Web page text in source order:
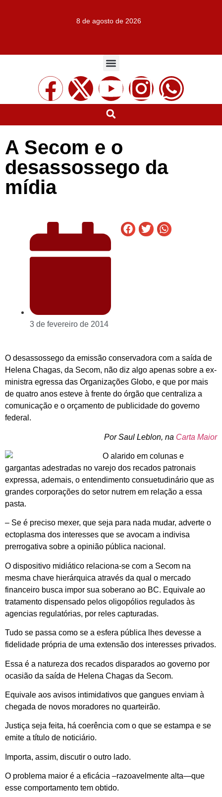
8 de agosto de 2026
A Secom e o
desassossego da
mídia
3 de fevereiro de 2014
O desassossego da emissão conservadora com a saída de
Helena Chagas, da Secom, não diz algo apenas sobre a ex-
ministra egressa das Organizações Globo, e que por mais
de quatro anos esteve à frente do órgão que centraliza a
comunicação e o orçamento de publicidade do governo
federal.
Por Saul Leblon, na Carta Maior
O alarido em colunas e
gargantas adestradas no varejo dos recados patronais
expressa, ademais, o entendimento consuetudinário que as
grandes corporações do setor nutrem em relação a essa
pasta.
– Se é preciso mexer, que seja para nada mudar, adverte o
ectoplasma dos interesses que se avocam a indivisa
prerrogativa sobre a opinião pública nacional.
O dispositivo midiático relaciona-se com a Secom na
mesma chave hierárquica através da qual o mercado
financeiro busca impor sua soberano ao BC. Equivale ao
tratamento dispensado pelos oligopólios regulados às
agencias regulatórias, por reles capturadas.
Tudo se passa como se a esfera pública lhes devesse a
fidelidade própria de uma extensão dos interesses privados.
Essa é a natureza dos recados disparados ao governo por
ocasião da saída de Helena Chagas da Secom.
Equivale aos avisos intimidativos que gangues enviam à
chegada de novos moradores no quarteirão.
Justiça seja feita, há coerência com o que se estampa e se
emite a título de noticiário.
Importa, assim, discutir o outro lado.
O problema maior é a eficácia –razoavelmente alta—que
esse comportamento tem obtido.